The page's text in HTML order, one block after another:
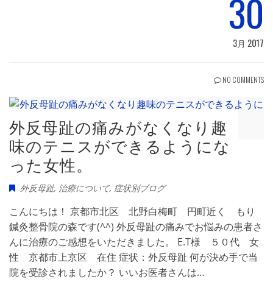
30
3月 2017
NO COMMENTS
外反母趾の痛みがなくなり趣
味のテニスができるようにな
った女性。
外反母趾, 治療について, 症状別ブログ
こんにちは！ 京都市北区 北野白梅町 円町近く もり
鍼灸整骨院の森です(^^) 外反母趾の痛みでお悩みの患者さ
んに治療のご感想をいただきました。 E.T様 ５０代 女
性 京都市上京区 在住 症状：外反母趾 何が決め手で当
院を受診されましたか？ いいお医者さんは…